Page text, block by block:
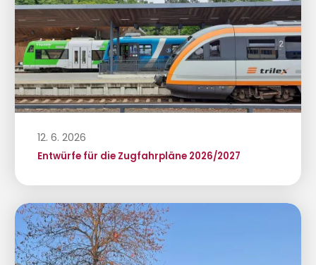
12. 6. 2026
Entwürfe für die Zugfahrpläne 2026/2027